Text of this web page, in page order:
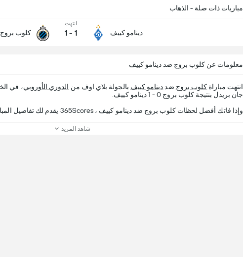
مباريات ذات صلة - الذهاب
دينامو كييف
انتهت
1
-
1 كلوب بروج
معلومات عن كلوب بروج ضد دينامو كييف
انتهت مباراة كلوب بروج ضد دينامو كييف بالجولة بلاي اوف من الدوري الأوروبي
جان بريدل بنتيجة كلوب بروج 0 - 1 دينامو كييف.
وإذا فاتك أفضل لحظات كلوب بروج ضد دينامو كييف ، 365Scores يقدم لك تفاصيل المباراة.
شاهد المزيد